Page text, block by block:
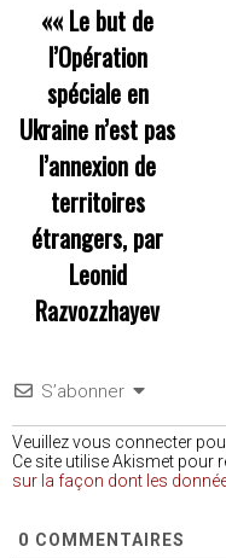
«« Le but de
l’Opération
spéciale en
Ukraine n’est pas
l’annexion de
territoires
étrangers, par
Leonid
Razvozzhayev
S’abonner
Veuillez vous connecter
Ce site utilise Akismet pour
sur la façon dont les
0 COMMENTAIRES